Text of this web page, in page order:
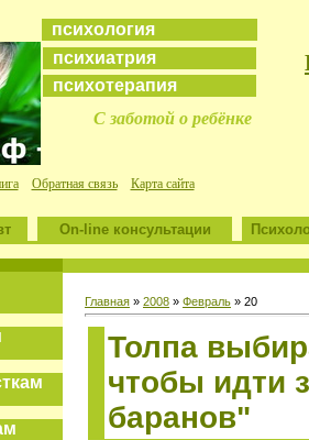
психология
психиатрия
психотерапия
С заботой о ребёнке
Обратная связь Карта сайта
On-line консультации
Главная » 2008 » Февраль » 20
Толпа
чтобы идти
баранов"